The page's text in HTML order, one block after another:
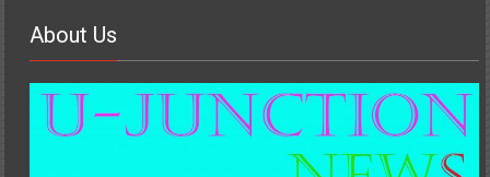
About Us